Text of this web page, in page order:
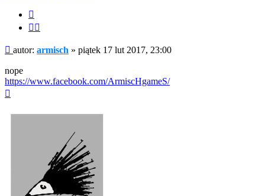
Post
autor: armisch » piątek 17 lut 2017, 23:00
nope
https://www.facebook.com/ArmiscHgameS/